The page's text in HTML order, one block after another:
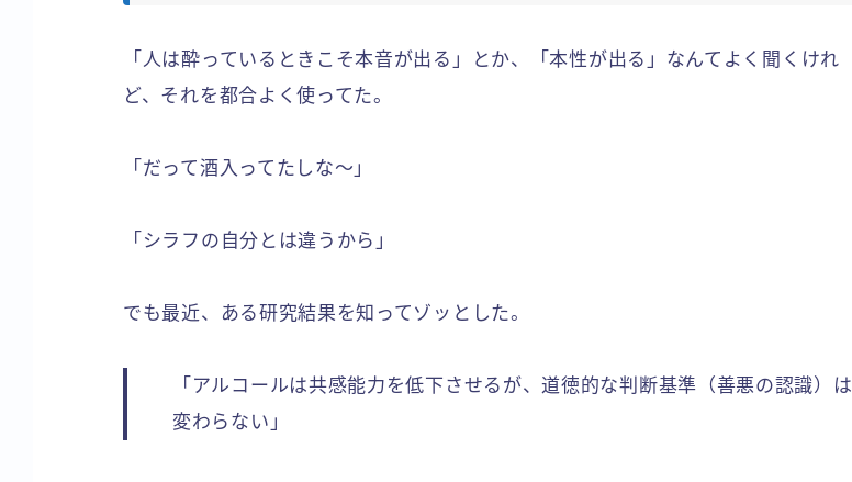
「人は酔っているときこそ本音が出る」とか、「本性が出る」なんてよく聞くけれ
ど、それを都合よく使ってた。
「だって酒入ってたしな〜」
「シラフの自分とは違うから」
でも最近、ある研究結果を知ってゾッとした。
「アルコールは共感能力を低下させるが、道徳的な判断基準（善悪の認識）は
変わらない」